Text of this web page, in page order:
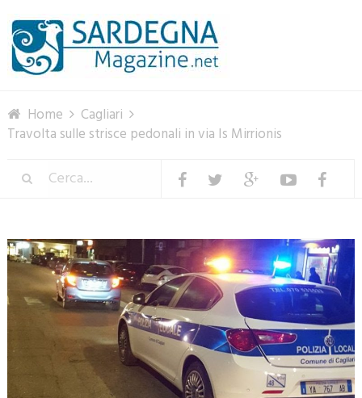
Home
Cagliari
Travolta sulle strisce pedonali in via Is Mirrionis